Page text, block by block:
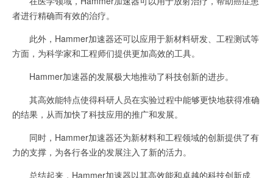
者进行精确而有效的治疗。
此外，Hammer加速器还可以应用于新材料研发、工程测试等
方面，为科学家和工程师们提供更加高效的工具。
Hammer加速器的发展极大地推动了科技创新的进步。
其高效能特点使得科研人员在实验过程中能够更快地获得准确
的结果，从而加快了科技应用的推广和发展。
同时，Hammer加速器还为新材料和工程领域的创新提供了有
力的支撑，为各行各业的发展注入了新的活力。
总结起来，Hammer加速器以其高效能和卓越的科技创新成